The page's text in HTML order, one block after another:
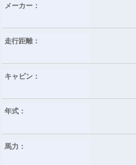
メーカー：
走行距離：
キャビン：
年式：
馬力：